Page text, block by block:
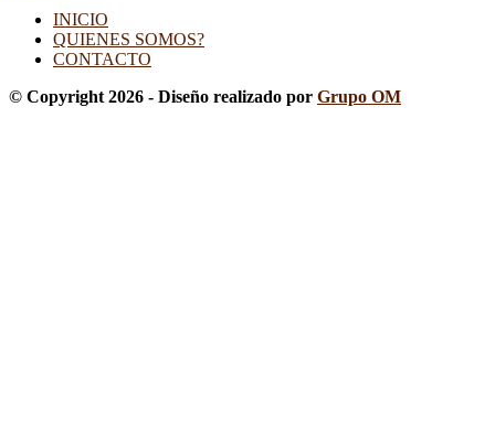
INICIO
QUIENES SOMOS?
CONTACTO
© Copyright 2026 - Diseño realizado por Grupo OM